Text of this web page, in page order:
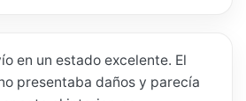
en un estado excelente. El
presentaba daños y parecía